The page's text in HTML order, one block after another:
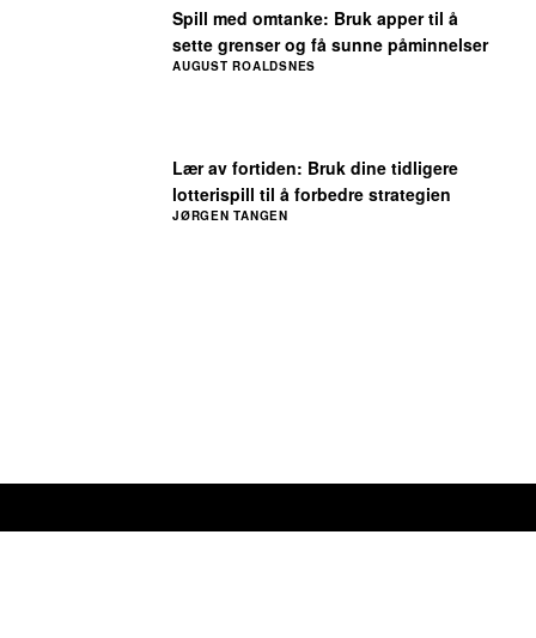
Lær av fortiden: Bruk dine tidligere
lotterispill til å forbedre strategien
JØRGEN TANGEN
Spill med omtanke: Bruk apper til å
sette grenser og få sunne påminnelser
AUGUST ROALDSNES